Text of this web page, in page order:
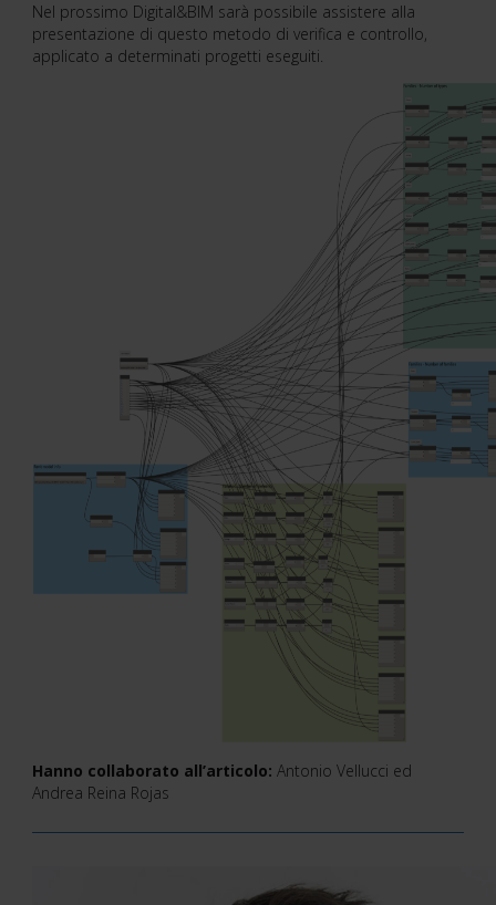
Nel prossimo Digital&BIM sarà possibile assistere alla
presentazione di questo metodo di verifica e controllo,
applicato a determinati progetti eseguiti.
Hanno collaborato all’articolo: Antonio Vellucci ed
Andrea Reina Rojas